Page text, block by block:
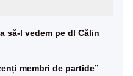
să-l vedem pe dl Călin
membri de partide”